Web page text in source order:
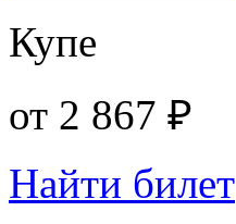
Купе
от 2 867 ₽
Найти билет